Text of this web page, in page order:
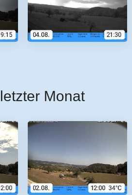
Monat